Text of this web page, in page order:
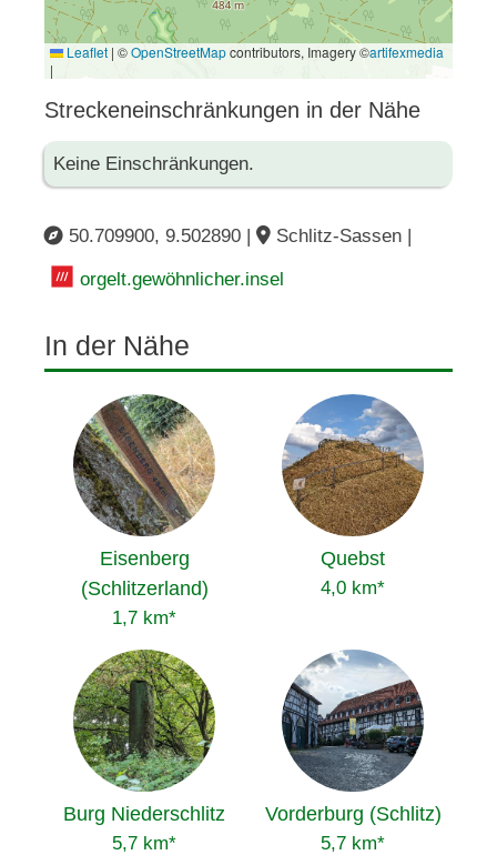
Leaflet | ©OpenStreetMapcontributors, Imagery ©artifexmedia
|
Streckeneinschränkungen in der Nähe
Keine Einschränkungen.
50.709900, 9.502890 | Schlitz-Sassen |
orgelt.gewöhnlicher.insel
In der Nähe
Eisenberg
(Schlitzerland)
1,7 km*
Quebst
4,0 km*
Burg Niederschlitz
5,7 km*
Vorderburg (Schlitz)
5,7 km*